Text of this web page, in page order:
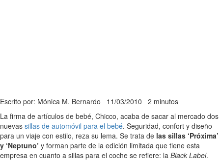
Escrito por: Mónica M. Bernardo 11/03/2010 2 minutos
La firma de artículos de bebé, Chicco, acaba de sacar al mercado dos
nuevas sillas de automóvil para el bebé. Seguridad, confort y diseño
para un viaje con estilo, reza su lema. Se trata de las sillas ‘Próxima’
y ‘Neptuno’ y forman parte de la edición limitada que tiene esta
empresa en cuanto a sillas para el coche se refiere: la Black Label.